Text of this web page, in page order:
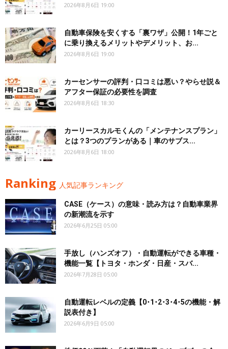
2026年8月6日 19:00
自動車保険を安くする「裏ワザ」公開！1年ごと
に乗り換えるメリットやデメリット、お...
2026年8月6日 19:00
カーセンサーの評判・口コミは悪い？やらせ説＆
アフター保証の必要性を調査
2026年8月6日 18:30
カーリースカルモくんの「メンテナンスプラン」
とは？3つのプランがある｜車のサブス...
2026年8月6日 18:00
Ranking 人気記事ランキング
CASE（ケース）の意味・読み方は？自動車業界
の新潮流を示す
2026年6月25日 05:00
手放し（ハンズオフ）・自動運転ができる車種・
機能一覧【トヨタ・ホンダ・日産・スバ...
2026年7月28日 05:00
自動運転レベルの定義【0･1･2･3･4･5の機能・解
説表付き】
2026年6月9日 05:00